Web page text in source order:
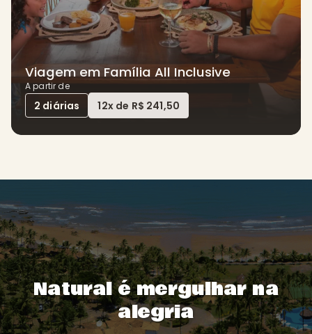
Viagem em Família All Inclusive
A partir de
2 diárias 12x de R$ 241,50
Natural é mergulhar na
alegria